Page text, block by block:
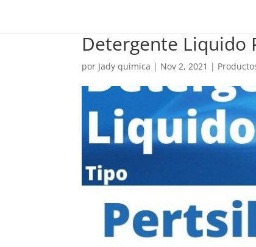
Detergente Liquido
por Jady quimica | Nov 2, 2021 |